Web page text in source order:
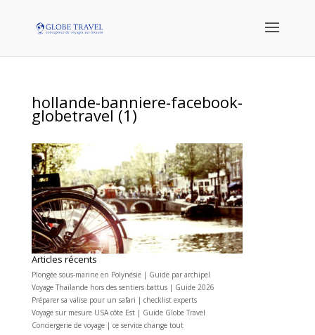
hollande-banniere-facebook-
globetravel (1)
Articles récents
Plongée sous-marine en Polynésie | Guide par archipel
Voyage Thaïlande hors des sentiers battus | Guide 2026
Préparer sa valise pour un safari | checklist experts
Voyage sur mesure USA côte Est | Guide Globe Travel
Conciergerie de voyage | ce service change tout